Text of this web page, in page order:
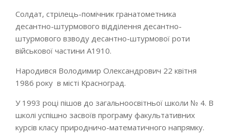
Солдат, стрілець-помічник гранатометника
десантно-штурмового відділення десантно-
штурмового взводу десантно-штурмової роти
військової частини А1910.
Народився Володимир Олександрович 22 квітня
1986 року в місті Красноград.
У 1993 році пішов до загальноосвітньої школи № 4. В
школі успішно засвоїв програму факультативних
курсів класу природничо-математичного напрямку.